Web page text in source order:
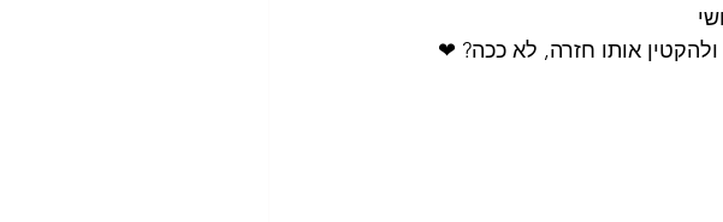
אותו חזרה, לא ככה? ❤